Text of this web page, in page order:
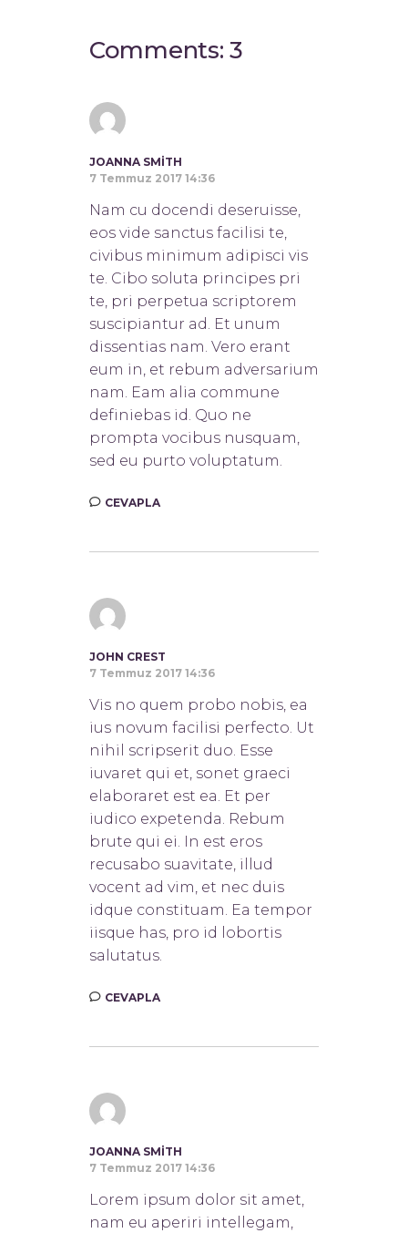
Comments: 3
JOANNA SMITH
7 Temmuz 2017 14:36
Nam cu docendi deseruisse,
eos vide sanctus facilisi te,
civibus minimum adipisci vis
te. Cibo soluta principes pri
te, pri perpetua scriptorem
suscipiantur ad. Et unum
dissentias nam. Vero erant
eum in, et rebum adversarium
nam. Eam alia commune
definiebas id. Quo ne
prompta vocibus nusquam,
sed eu purto voluptatum.
CEVAPLA
JOHN CREST
7 Temmuz 2017 14:36
Vis no quem probo nobis, ea
ius novum facilisi perfecto. Ut
nihil scripserit duo. Esse
iuvaret qui et, sonet graeci
elaboraret est ea. Et per
iudico expetenda. Rebum
brute qui ei. In est eros
recusabo suavitate, illud
vocent ad vim, et nec duis
idque constituam. Ea tempor
iisque has, pro id lobortis
salutatus.
CEVAPLA
JOANNA SMITH
7 Temmuz 2017 14:36
Lorem ipsum dolor sit amet,
nam eu aperiri intellegam,